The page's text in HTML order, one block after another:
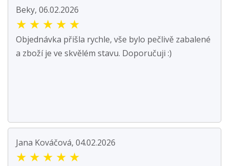
Beky, 06.02.2026
★ ★ ★ ★ ★
Objednávka přišla rychle, vše bylo pečlivě zabalené
a zboží je ve skvělém stavu. Doporučuji :)
Jana Kováčová, 04.02.2026
★ ★ ★ ★ ★